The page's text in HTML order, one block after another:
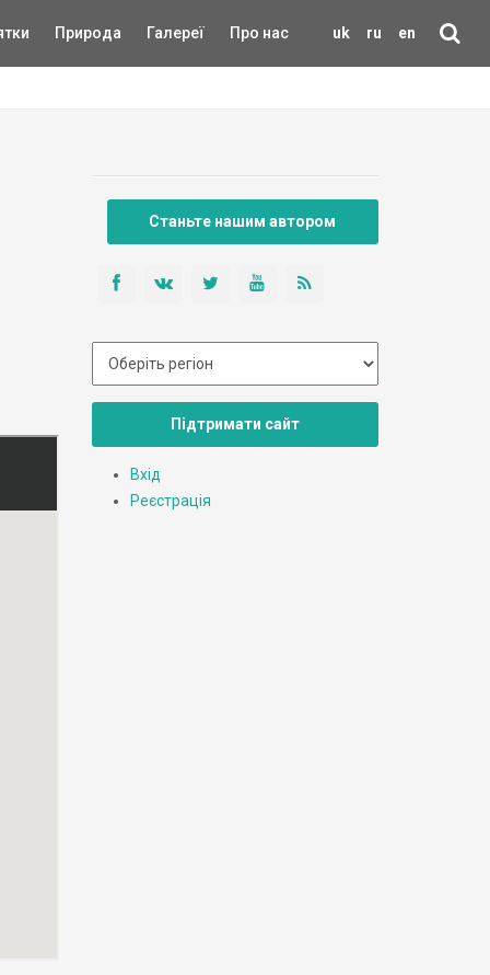
uk ru en
Природа Галереї Про нас
Станьте нашим автором
Підтримати сайт
Вхід
Реєстрація